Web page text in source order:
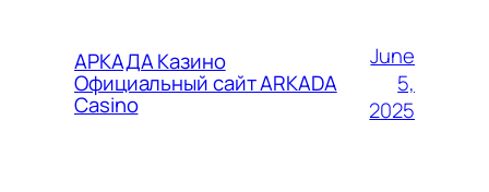
АРКАДА Казино
Официальный сайт ARKADA
Casino
June
5,
2025